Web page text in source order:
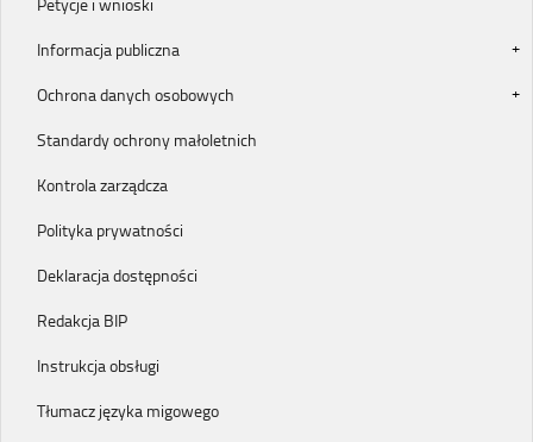
Informacja publiczna
Ochrona danych osobowych
Standardy ochrony małoletnich
Kontrola zarządcza
Polityka prywatności
Deklaracja dostępności
Redakcja BIP
Instrukcja obsługi
Tłumacz języka migowego